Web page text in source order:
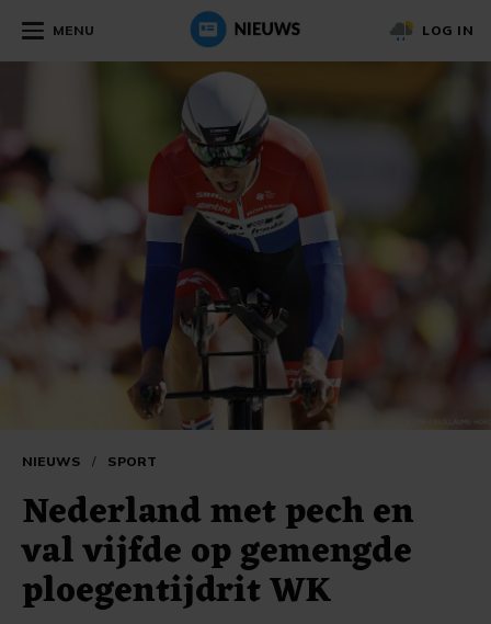
MENU LOG IN
NIEUWS / SPORT
Nederland met pech en
val vijfde op gemengde
ploegentijdrit WK